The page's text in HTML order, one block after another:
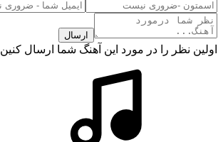
ارسال
اولین نظر را در مورد این آهنگ شما ارسال کنین